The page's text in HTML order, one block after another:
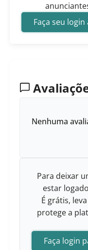
Faça seu login
Nenhuma
Para deixar
estar
É grátis,
protege a
Faça login